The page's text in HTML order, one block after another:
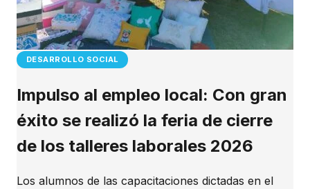
DESARROLLO SOCIAL
Impulso al empleo local: Con gran
éxito se realizó la feria de cierre
de los talleres laborales 2026
Los alumnos de las capacitaciones dictadas en el